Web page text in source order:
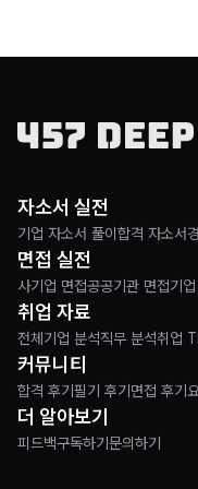
자소서 실전
기업 자소서 풀이 합격 자소서
면접 실전
사기업 면접공공기관 면접기
취업 자료
전체 기업 분석직무 분석취업
커뮤니티
합격 후기 필기 후기 면접 후기
더 알아보기
피드백구독하기 문의하기